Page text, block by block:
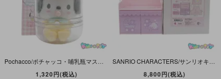
1,320円(税込) 8,800円(税込)